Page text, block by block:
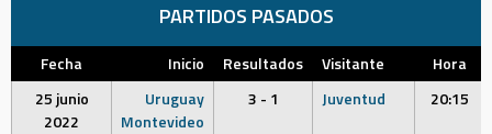
PARTIDOS PASADOS
Fecha Inicio Resultados Visitante
Hora
25 junio
2022
Uruguay
Montevideo
3 - 1 Juventud 20:15